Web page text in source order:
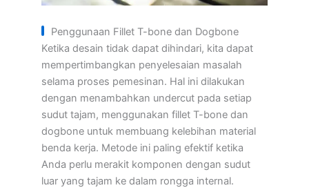
Penggunaan Fillet T-bone dan Dogbone
Ketika desain tidak dapat dihindari, kita dapat
mempertimbangkan penyelesaian masalah
selama proses pemesinan. Hal ini dilakukan
dengan menambahkan undercut pada setiap
sudut tajam, menggunakan fillet T-bone dan
dogbone untuk membuang kelebihan material
benda kerja. Metode ini paling efektif ketika
Anda perlu merakit komponen dengan sudut
luar yang tajam ke dalam rongga internal.